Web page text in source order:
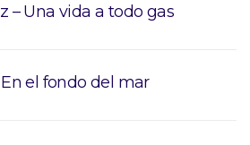
– Una vida a todo gas
el fondo del mar